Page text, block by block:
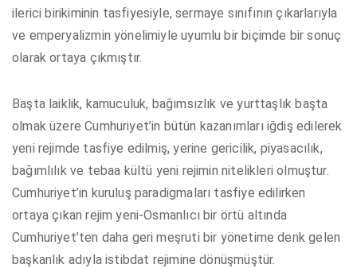
ilerici birikiminin tasfiyesiyle, sermaye sınıfının çıkarlarıyla
ve emperyalizmin yönelimiyle uyumlu bir biçimde bir sonuç
olarak ortaya çıkmıştır.
Başta laiklik, kamuculuk, bağımsızlık ve yurttaşlık başta
olmak üzere Cumhuriyet’in bütün kazanımları iğdiş edilerek
yeni rejimde tasfiye edilmiş, yerine gericilik, piyasacılık,
bağımlılık ve tebaa kültü yeni rejimin nitelikleri olmuştur.
Cumhuriyet’in kuruluş paradigmaları tasfiye edilirken
ortaya çıkan rejim yeni-Osmanlıcı bir örtü altında
Cumhuriyet’ten daha geri meşruti bir yönetime denk gelen
başkanlık adıyla istibdat rejimine dönüşmüştür.